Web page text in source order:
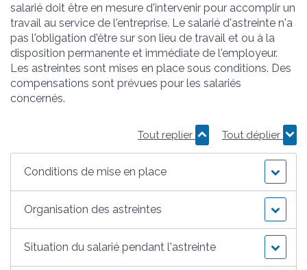
salarié doit être en mesure d'intervenir pour accomplir un
travail au service de l'entreprise. Le salarié d'astreinte n'a
pas l'obligation d'être sur son lieu de travail et ou à la
disposition permanente et immédiate de l'employeur.
Les astreintes sont mises en place sous conditions. Des
compensations sont prévues pour les salariés
concernés.
Tout replier Tout déplier
Conditions de mise en place
Organisation des astreintes
Situation du salarié pendant l'astreinte